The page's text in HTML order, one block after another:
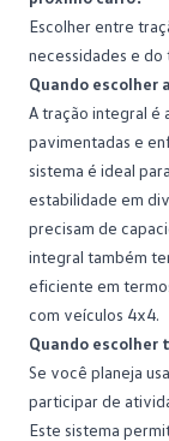
Escolher entre
necessidades e
Quando escolher
A tração integral é
pavimentadas e
sistema é ideal
estabilidade em
precisam de
integral também
eficiente em
com veículos 4x4.
Quando escolher
Se você planeja
participar de
Este sistema